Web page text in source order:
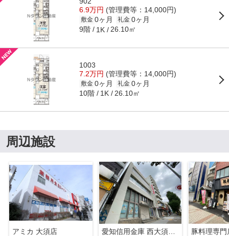
6.9万円 (管理費等：14,000円)
敷金 0ヶ月 礼金 0ヶ月
9階 1K 26.10㎡
1003
7.2万円 (管理費等：14,000円)
敷金 0ヶ月 礼金 0ヶ月
10階 1K 26.10㎡
周辺施設
アミカ 大須店
愛知信用金庫 西大須支店